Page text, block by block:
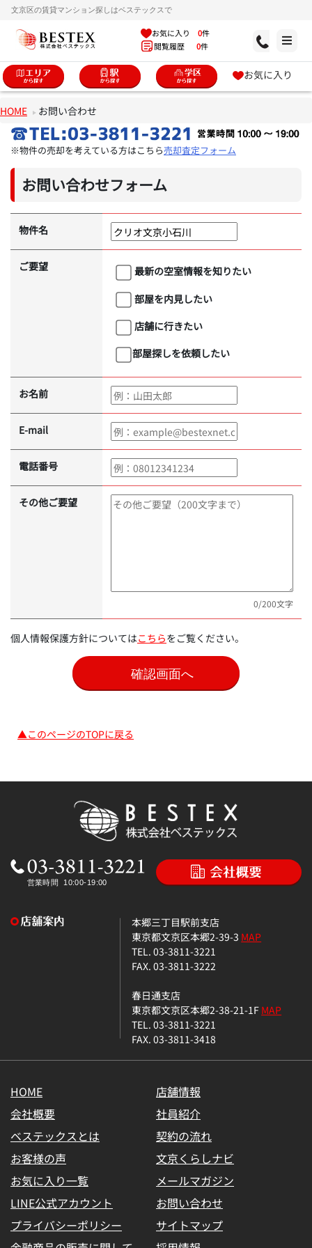
文京区の賃貸マンション探しはベステックスで
お気に入り 0件
閲覧履歴 0件
お気に入り
HOME お問い合わせ
※物件の売却を考えている方はこちら売却査定フォーム
お問い合わせフォーム
物件名
ご要望
最新の空室情報を知りたい
部屋を内見したい
店舗に行きたい
部屋探しを依頼したい
お名前
E-mail
電話番号
その他ご要望
0/200文字
個人情報保護方針についてはこちらをご覧ください。
▲このページのTOPに戻る
本郷三丁目駅前支店
東京都文京区本郷2-39-3 MAP
TEL. 03-3811-3221
FAX. 03-3811-3222
春日通支店
東京都文京区本郷2-38-21-1FMAP
TEL. 03-3811-3221
FAX. 03-3811-3418
HOME
店舗情報
会社概要
社員紹介
ベステックスとは
契約の流れ
お客様の声
文京くらしナビ
お気に入り一覧
メールマガジン
LINE公式アカウント
お問い合わせ
プライバシーポリシー
サイトマップ